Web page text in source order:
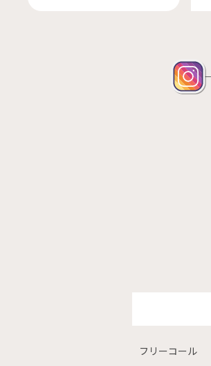
フリーコール